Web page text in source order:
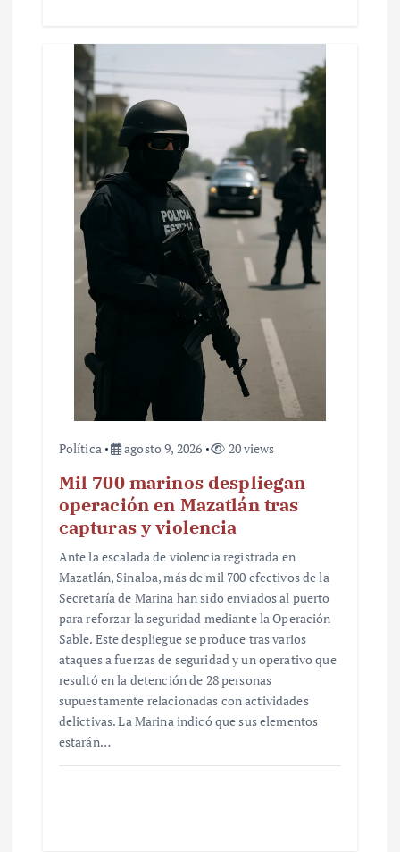
Política agosto 9, 2026 20 views
Mil 700 marinos despliegan
operación en Mazatlán tras
capturas y violencia
Ante la escalada de violencia registrada en
Mazatlán, Sinaloa, más de mil 700 efectivos de la
Secretaría de Marina han sido enviados al puerto
para reforzar la seguridad mediante la Operación
Sable. Este despliegue se produce tras varios
ataques a fuerzas de seguridad y un operativo que
resultó en la detención de 28 personas
supuestamente relacionadas con actividades
delictivas. La Marina indicó que sus elementos
estarán…